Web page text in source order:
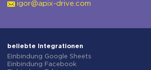
igor@apix-drive.com
beliebte Integrationen
Einbindung Google Sheets
Einbindung Facebook